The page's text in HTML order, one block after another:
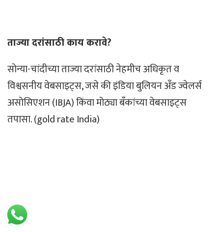
ताज्या दरांसाठी काय करावे?
सोन्या-चांदीच्या ताज्या दरांसाठी नेहमीच अधिकृत व
विश्वसनीय वेबसाइट्स, जसे की इंडिया बुलियन अँड ज्वेलर्स
असोसिएशन (IBJA) किंवा मोठ्या बँकांच्या वेबसाइट्स
तपासा. (gold rate India)